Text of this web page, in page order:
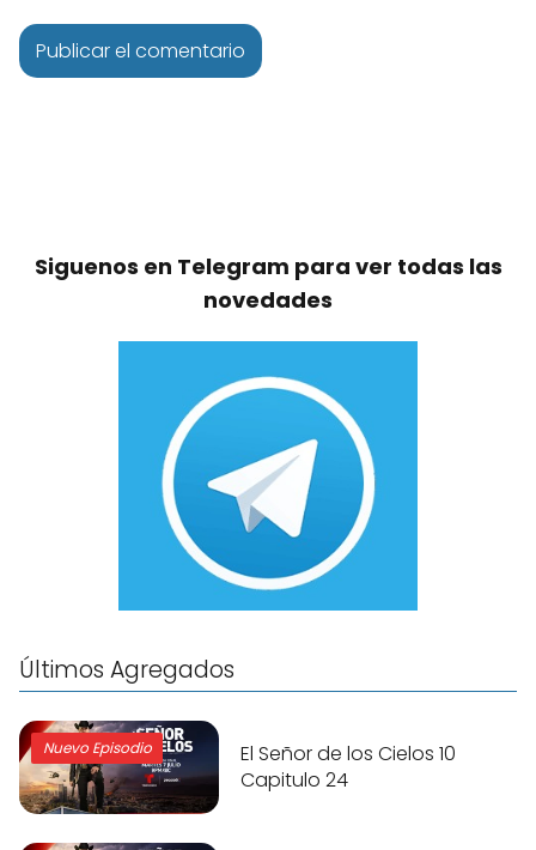
Siguenos en Telegram para ver todas las
novedades
Últimos Agregados
Nuevo Episodio
El Señor de los Cielos 10
Capitulo 24